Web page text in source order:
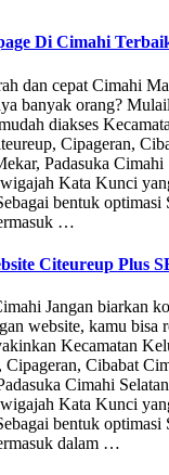
Di Cimahi
dan cepat Cimahi
banyak orang?
diakses
Cipageran,
Padasuka Cimahi
Kata Kunci
bentuk optimasi
…
Citeureup Plus
Jangan biarkan
website, kamu bisa
Kecamatan
Cipageran, Cibabat
Cimahi
Kata Kunci
bentuk optimasi
dalam …